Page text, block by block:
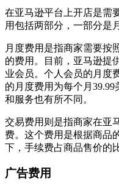
在亚马逊平台上开店是需
用包括两部分，一部分是
月度费用是指商家需要按
的费用。目前，亚马逊提
业会员。个人会员的月度
的月度费用为每个月
和服务也有所不同。
交易费用则是指商家在亚
费。这个费用是根据商品
下，手续费占商品售价的
广告费用